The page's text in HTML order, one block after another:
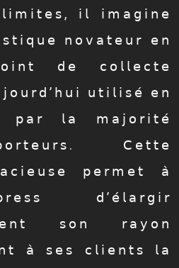
𝗂𝗅 𝗂𝗆𝖺𝗀𝗂𝗇𝖾
𝗇𝗈𝗏𝖺𝗍𝖾𝗎𝗋 𝖾𝗇
𝖽𝖾 𝖼𝗈𝗅𝗅𝖾𝖼𝗍𝖾
𝗎𝗍𝗂𝗅𝗂𝗌𝖾́ 𝖾𝗇
𝗉𝖺𝗋 𝗅𝖺 𝗆𝖺𝗃𝗈𝗋𝗂𝗍𝖾́
𝖢𝖾𝗍𝗍𝖾
𝗉𝖾𝗋𝗆𝖾𝗍 𝖺̀
𝖽’𝖾́𝗅𝖺𝗋𝗀𝗂𝗋
𝗌𝗈𝗇 𝗋𝖺𝗒𝗈𝗇
𝖺̀ 𝗌𝖾𝗌 𝖼𝗅𝗂𝖾𝗇𝗍𝗌 𝗅𝖺